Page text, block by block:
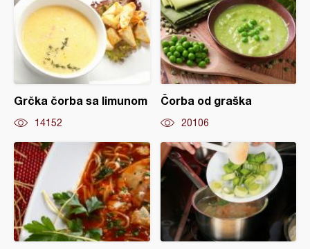
Grčka čorba sa limunom
14152
Čorba od graška
20106